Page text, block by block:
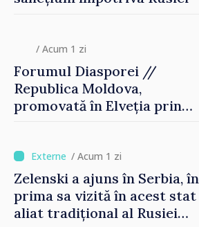
/ Acum 1 zi
Forumul Diasporei //
Republica Moldova,
promovată în Elveția prin
/ Acum 1 zi
Zelenski a ajuns în Serbia, în
prima sa vizită în acest stat
aliat tradițional al Rusiei